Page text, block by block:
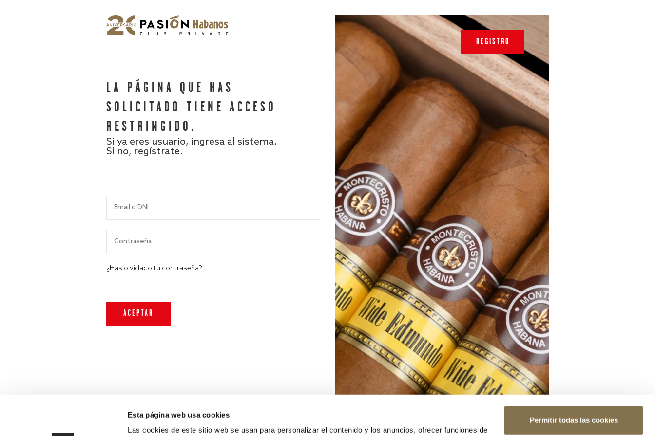
Esta página web usa cookies
Las cookies de este sitio web se usan para personalizar el contenido y los anuncios, ofrecer funciones de
Permitir todas las cookies
LA PÁGINA QUE HAS
SOLICITADO TIENE ACCESO
RESTRINGIDO.
Si ya eres usuario, ingresa al sistema.
Si no, regístrate.
¿Has olvidado tu contraseña?
REGISTRO